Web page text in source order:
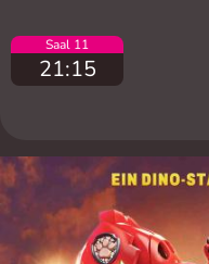
Saal 11
21:15